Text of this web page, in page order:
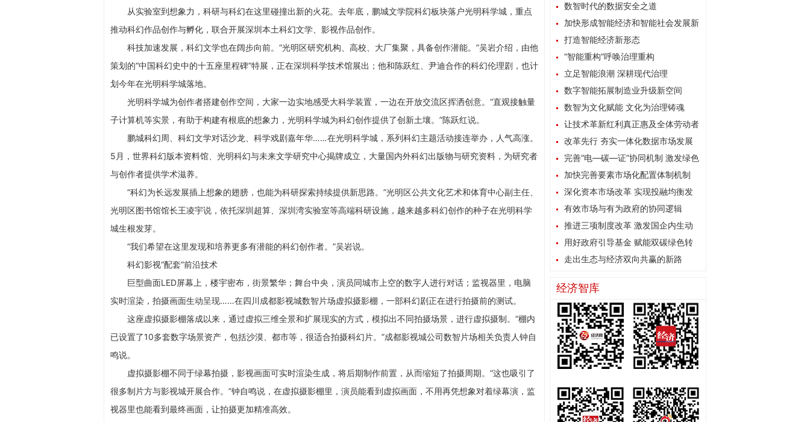
从实验室到想象力，科研与科幻在这里碰撞出新的火花。去年底，鹏城文学院科幻板块落户光明科学城，重点
推动科幻作品创作与孵化，联合开展深圳本土科幻文学、影视作品创作。
科技加速发展，科幻文学也在阔步向前。“光明区研究机构、高校、大厂集聚，具备创作潜能。”吴岩介绍，由他
策划的“中国科幻史中的十五座里程碑”特展，正在深圳科学技术馆展出；他和陈跃红、尹迪合作的科幻伦理剧，也计
划今年在光明科学城落地。
光明科学城为创作者搭建创作空间，大家一边实地感受大科学装置，一边在开放交流区挥洒创意。“直观接触量
子计算机等实景，有助于构建有根底的想象力，光明科学城为科幻创作提供了创新土壤。”陈跃红说。
鹏城科幻周、科幻文学对话沙龙、科学戏剧嘉年华……在光明科学城，系列科幻主题活动接连举办，人气高涨。
5月，世界科幻版本资料馆、光明科幻与未来文学研究中心揭牌成立，大量国内外科幻出版物与研究资料，为研究者
与创作者提供学术滋养。
“科幻为长远发展插上想象的翅膀，也能为科研探索持续提供新思路。”光明区公共文化艺术和体育中心副主任、
光明区图书馆馆长王凌宇说，依托深圳超算、深圳湾实验室等高端科研设施，越来越多科幻创作的种子在光明科学
城生根发芽。
“我们希望在这里发现和培养更多有潜能的科幻创作者。”吴岩说。
科幻影视“配套”前沿技术
巨型曲面LED屏幕上，楼宇密布，街景繁华；舞台中央，演员同城市上空的数字人进行对话；监视器里，电脑
实时渲染，拍摄画面生动呈现……在四川成都影视城数智片场虚拟摄影棚，一部科幻剧正在进行拍摄前的测试。
这座虚拟摄影棚落成以来，通过虚拟三维全景和扩展现实的方式，模拟出不同拍摄场景，进行虚拟摄制。“棚内
已设置了10多套数字场景资产，包括沙漠、都市等，很适合拍摄科幻片。”成都影视城公司数智片场相关负责人钟自
鸣说。
虚拟摄影棚不同于绿幕拍摄，影视画面可实时渲染生成，将后期制作前置，从而缩短了拍摄周期。“这也吸引了
很多制片方与影视城开展合作。”钟自鸣说，在虚拟摄影棚里，演员能看到虚拟画面，不用再凭想象对着绿幕演，监
视器里也能看到最终画面，让拍摄更加精准高效。
数智时代的数据安全之道
加快形成智能经济和智能社会发展新
格局打造智能经济新形态
“智能重构”呼唤治理重构
立足智能浪潮 深耕现代治理
数字智能拓展制造业升级新空间
数智为文化赋能 文化为治理铸魂
让技术革新红利真正惠及全体劳动者
改革先行 夯实一体化数据市场发展
根基完善“电—碳—证”协同机制 激发绿色
能源消费内生动力
加快完善要素市场化配置体制机制
深化资本市场改革 实现投融均衡发
展有效市场与有为政府的协同逻辑
推进三项制度改革 激发国企内生动
力 用好政府引导基金 赋能双碳绿色转
型 走出生态与经济双向共赢的新路
经济智库